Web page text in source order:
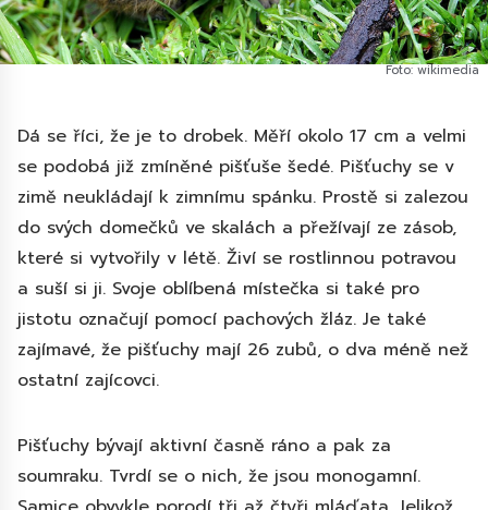
Foto: wikimedia
Dá se říci, že je to drobek. Měří okolo 17 cm a velmi
se podobá již zmíněné pišťuše šedé. Pišťuchy se v
zimě neukládají k zimnímu spánku. Prostě si zalezou
do svých domečků ve skalách a přežívají ze zásob,
které si vytvořily v létě. Živí se rostlinnou potravou
a suší si ji. Svoje oblíbená místečka si také pro
jistotu označují pomocí pachových žláz. Je také
zajímavé, že pišťuchy mají 26 zubů, o dva méně než
ostatní zajícovci.
Pišťuchy bývají aktivní časně ráno a pak za
soumraku. Tvrdí se o nich, že jsou monogamní.